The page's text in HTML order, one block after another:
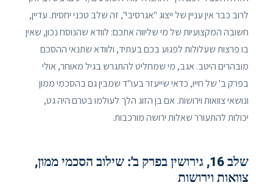
לרוב כבר אין עניין של ייצוג "אגרסיבי", זה שלב טכני יחסית. עדיין,
חשובה המקצועיות של מי שליווה אתכם: לוודא שהנוסח נכון, שאין
בו פרצות שעלולות לפגוע בכם בעתיד, ולוודא שתנאי ההסכם
מובהרים היטב. אגב, מי שמחליט להתגרש בגיל מאוחר, אולי
בפרק ב' של חייו, כדאי שייעזר בעו"ד שמבין גם בהסכמי ממון
ונושאי צוואות וירושות. אם בן הזוג הלך לעולמו בטרם היה גט,
יכולות להתעורר שאלות ירושה מורכבות.
שלב 16, גירושין בפרק ב': שילוב הסכמי ממון,
צוואות וירושות